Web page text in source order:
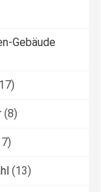
Gebäude
(8)
(13)